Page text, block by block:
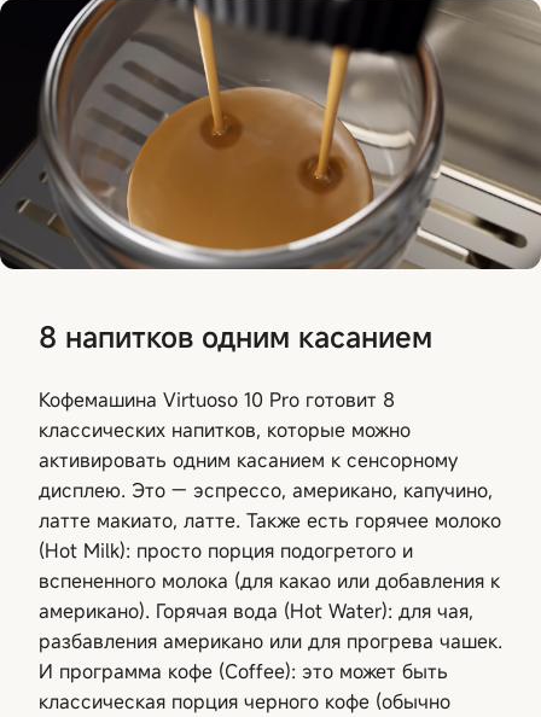
8 напитков одним касанием
Кофемашина Virtuoso 10 Pro готовит 8
классических напитков, которые можно
активировать одним касанием к сенсорному
дисплею. Это — эспрессо, американо, капучино,
латте макиато, латте. Также есть горячее молоко
(Hot Milk): просто порция подогретого и
вспененного молока (для какао или добавления к
американо). Горячая вода (Hot Water): для чая,
разбавления американо или для прогрева чашек.
И программа кофе (Coffee): это может быть
классическая порция черного кофе (обычно